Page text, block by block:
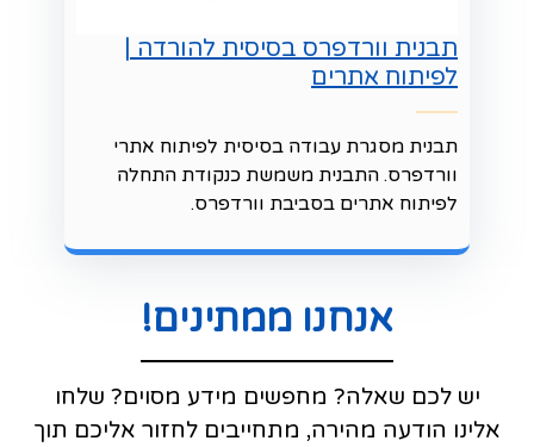
תבנית וורדפרס בסיסית להורדה |
לפיתוח אתרים
תבנית מסגרת עבודה בסיסית לפיתוח אתרי
וורדפרס. התבנית משמשת כנקודת התחלה
לפיתוח אתרים בסביבת וורדפרס.
אנחנו ממתינים!
יש לכם שאלה? מחפשים מידע מסוים? שלחו
אלינו הודעה מהירה, מתחייבים לחזור אליכם תוך